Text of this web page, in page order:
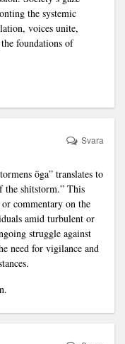
the systemic
voices unite,
foundations of
öga” translates to
the shitstorm.” This
commentary on the
amid turbulent or
struggle against
need for vigilance and
.
Svara